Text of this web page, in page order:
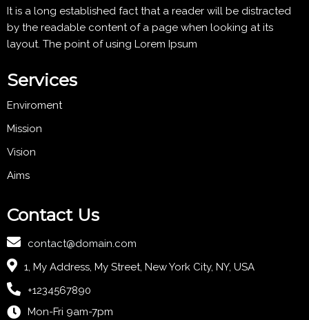
It is a long established fact that a reader will be distracted
by the readable content of a page when looking at its
layout. The point of using Lorem Ipsum
Services
Enviroment
Mission
Vision
Aims
Contact Us
contact@domain.com
1, My Address, My Street, New York City, NY, USA
+1234567890
Mon-Fri 9am-7pm